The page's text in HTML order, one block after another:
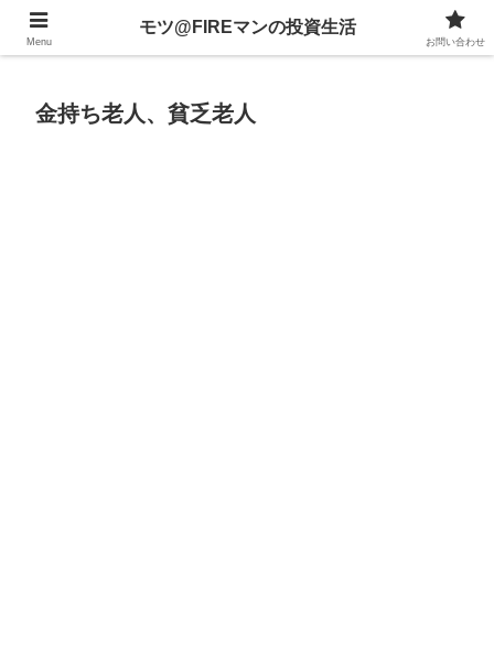
不動産、投資信託、暗号資産、株式、等々への投資について
金持ち老人、貧乏老人
Menu
モツ@FIREマンの投資生活
お問い合わせ